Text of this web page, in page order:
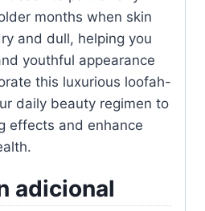
months when skin
and dull, helping you
youthful appearance
this luxurious loofah-
daily beauty regimen to
effects and enhance
adicional